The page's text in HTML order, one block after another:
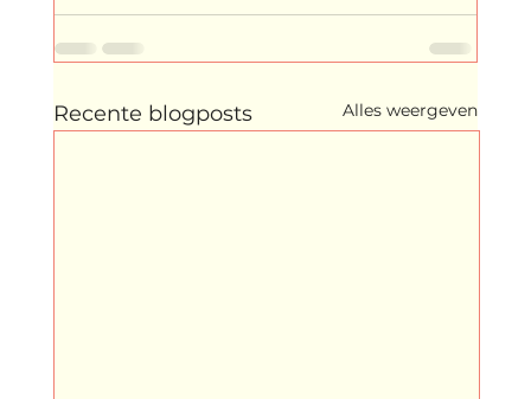
Recente blogposts Alles weergeven